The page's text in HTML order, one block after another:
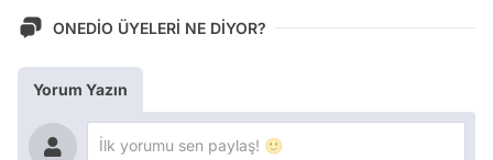
ONEDİO ÜYELERİ NE DİYOR?
Yorum Yazın